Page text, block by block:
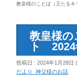
教皇様のことば（王たる
教皇様
ト 2024
投稿日 : 2024年1月28日
だより_神父様のお話